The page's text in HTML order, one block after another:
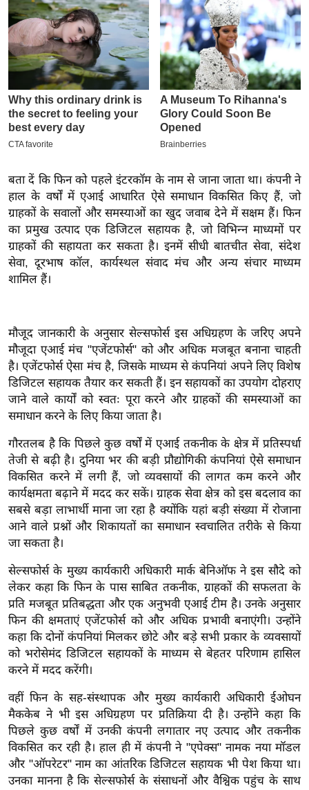
इ
म
ई
-
पे
प
र
मि
ल
बे
मि
सा
ल
य
त
यं
ग
इं
या
सा
हि
त्य
ज
ग
ऑ
टो
व
र्ल्ड
न्यू
ज
ब्री
फ
म
नो
रं
ज
बता दें कि फिन को पहले इंटरकॉम के नाम से जाना जाता था। कंपनी ने
हाल के वर्षों में एआई आधारित ऐसे समाधान विकसित किए हैं, जो
ग्राहकों के सवालों और समस्याओं का खुद जवाब देने में सक्षम हैं। फिन
का प्रमुख उत्पाद एक डिजिटल सहायक है, जो विभिन्न माध्यमों पर
ग्राहकों की सहायता कर सकता है। इनमें सीधी बातचीत सेवा, संदेश
सेवा, दूरभाष कॉल, कार्यस्थल संवाद मंच और अन्य संचार माध्यम
शामिल हैं।
मौजूद जानकारी के अनुसार सेल्सफोर्स इस अधिग्रहण के जरिए अपने
मौजूदा एआई मंच "एजेंटफोर्स" को और अधिक मजबूत बनाना चाहती
है। एजेंटफोर्स ऐसा मंच है, जिसके माध्यम से कंपनियां अपने लिए विशेष
डिजिटल सहायक तैयार कर सकती हैं। इन सहायकों का उपयोग दोहराए
जाने वाले कार्यों को स्वतः पूरा करने और ग्राहकों की समस्याओं का
समाधान करने के लिए किया जाता है।
गौरतलब है कि पिछले कुछ वर्षों में एआई तकनीक के क्षेत्र में प्रतिस्पर्धा
तेजी से बढ़ी है। दुनिया भर की बड़ी प्रौद्योगिकी कंपनियां ऐसे समाधान
विकसित करने में लगी हैं, जो व्यवसायों की लागत कम करने और
कार्यक्षमता बढ़ाने में मदद कर सकें। ग्राहक सेवा क्षेत्र को इस बदलाव का
सबसे बड़ा लाभार्थी माना जा रहा है क्योंकि यहां बड़ी संख्या में रोजाना
आने वाले प्रश्नों और शिकायतों का समाधान स्वचालित तरीके से किया
जा सकता है।
सेल्सफोर्स के मुख्य कार्यकारी अधिकारी मार्क बेनिऑफ ने इस सौदे को
लेकर कहा कि फिन के पास साबित तकनीक, ग्राहकों की सफलता के
प्रति मजबूत प्रतिबद्धता और एक अनुभवी एआई टीम है। उनके अनुसार
फिन की क्षमताएं एजेंटफोर्स को और अधिक प्रभावी बनाएंगी। उन्होंने
कहा कि दोनों कंपनियां मिलकर छोटे और बड़े सभी प्रकार के व्यवसायों
को भरोसेमंद डिजिटल सहायकों के माध्यम से बेहतर परिणाम हासिल
करने में मदद करेंगी।
वहीं फिन के सह-संस्थापक और मुख्य कार्यकारी अधिकारी ईओघन
मैककेब ने भी इस अधिग्रहण पर प्रतिक्रिया दी है। उन्होंने कहा कि
पिछले कुछ वर्षों में उनकी कंपनी लगातार नए उत्पाद और तकनीक
विकसित कर रही है। हाल ही में कंपनी ने "एपेक्स" नामक नया मॉडल
और "ऑपरेटर" नाम का आंतरिक डिजिटल सहायक भी पेश किया था।
उनका मानना है कि सेल्सफोर्स के संसाधनों और वैश्विक पहुंच के साथ